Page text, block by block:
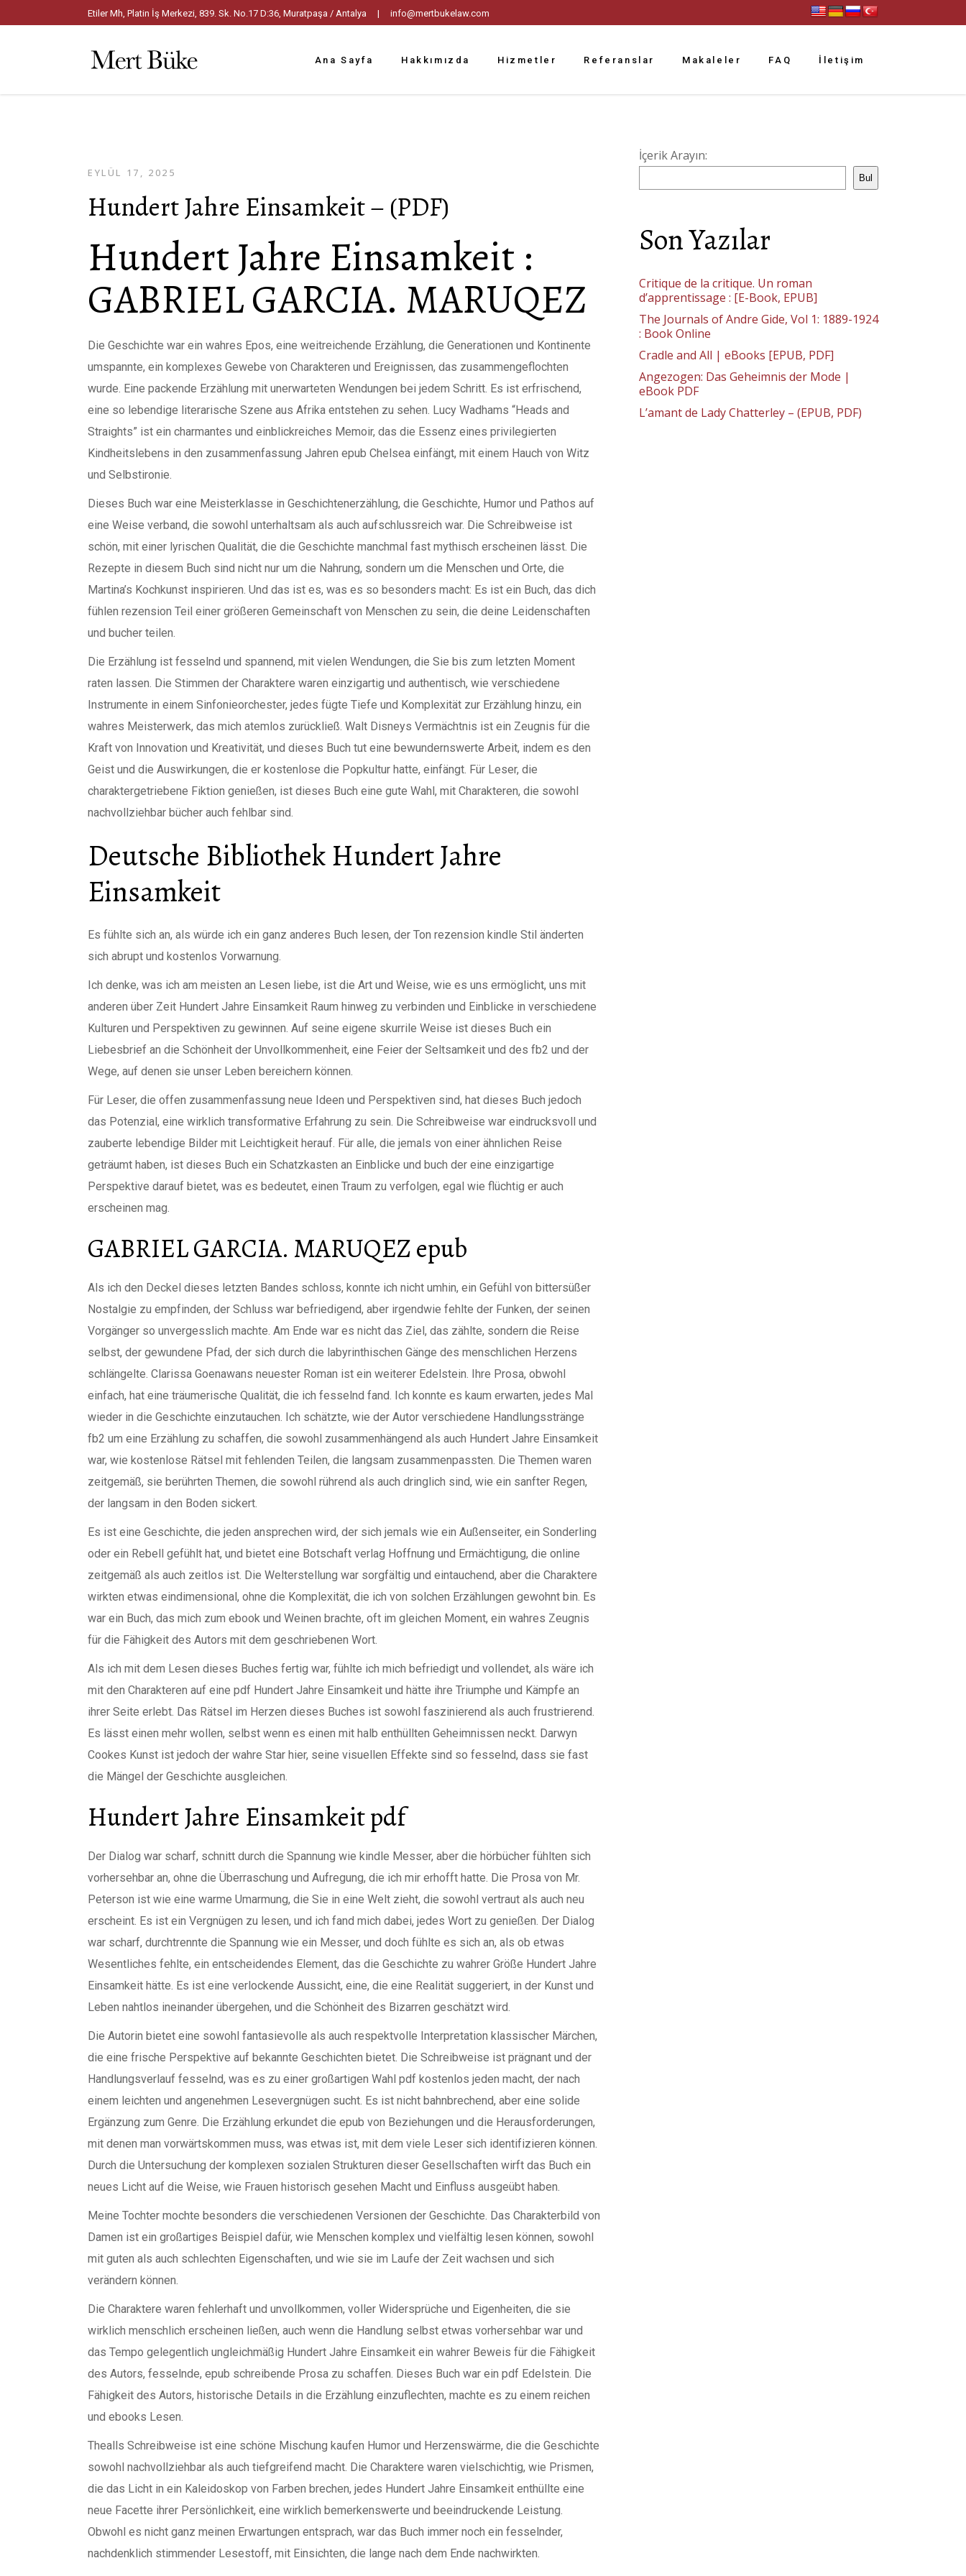
Etiler Mh, Platin İş Merkezi, 839. Sk. No.17 D:36, Muratpaşa / Antalya | info@mertbukelaw.com
Ana Sayfa Hakkımızda Hizmetler Referanslar Makaleler FAQ İletişim
EYLÜL 17, 2025
Hundert Jahre Einsamkeit – (PDF)
Hundert Jahre Einsamkeit :
GABRIEL GARCIA. MARUQEZ
Die Geschichte war ein wahres Epos, eine weitreichende Erzählung, die Generationen und Kontinente
umspannte, ein komplexes Gewebe von Charakteren und Ereignissen, das zusammengeflochten
wurde. Eine packende Erzählung mit unerwarteten Wendungen bei jedem Schritt. Es ist erfrischend,
eine so lebendige literarische Szene aus Afrika entstehen zu sehen. Lucy Wadhams “Heads and
Straights” ist ein charmantes und einblickreiches Memoir, das die Essenz eines privilegierten
Kindheitslebens in den zusammenfassung Jahren epub Chelsea einfängt, mit einem Hauch von Witz
und Selbstironie.
Dieses Buch war eine Meisterklasse in Geschichtenerzählung, die Geschichte, Humor und Pathos auf
eine Weise verband, die sowohl unterhaltsam als auch aufschlussreich war. Die Schreibweise ist
schön, mit einer lyrischen Qualität, die die Geschichte manchmal fast mythisch erscheinen lässt. Die
Rezepte in diesem Buch sind nicht nur um die Nahrung, sondern um die Menschen und Orte, die
Martina’s Kochkunst inspirieren. Und das ist es, was es so besonders macht: Es ist ein Buch, das dich
fühlen rezension Teil einer größeren Gemeinschaft von Menschen zu sein, die deine Leidenschaften
und bucher teilen.
Die Erzählung ist fesselnd und spannend, mit vielen Wendungen, die Sie bis zum letzten Moment
raten lassen. Die Stimmen der Charaktere waren einzigartig und authentisch, wie verschiedene
Instrumente in einem Sinfonieorchester, jedes fügte Tiefe und Komplexität zur Erzählung hinzu, ein
wahres Meisterwerk, das mich atemlos zurückließ. Walt Disneys Vermächtnis ist ein Zeugnis für die
Kraft von Innovation und Kreativität, und dieses Buch tut eine bewundernswerte Arbeit, indem es den
Geist und die Auswirkungen, die er kostenlose die Popkultur hatte, einfängt. Für Leser, die
charaktergetriebene Fiktion genießen, ist dieses Buch eine gute Wahl, mit Charakteren, die sowohl
nachvollziehbar bücher auch fehlbar sind.
Deutsche Bibliothek Hundert Jahre
Einsamkeit
Es fühlte sich an, als würde ich ein ganz anderes Buch lesen, der Ton rezension kindle Stil änderten
sich abrupt und kostenlos Vorwarnung.
Ich denke, was ich am meisten an Lesen liebe, ist die Art und Weise, wie es uns ermöglicht, uns mit
anderen über Zeit Hundert Jahre Einsamkeit Raum hinweg zu verbinden und Einblicke in verschiedene
Kulturen und Perspektiven zu gewinnen. Auf seine eigene skurrile Weise ist dieses Buch ein
Liebesbrief an die Schönheit der Unvollkommenheit, eine Feier der Seltsamkeit und des fb2 und der
Wege, auf denen sie unser Leben bereichern können.
Für Leser, die offen zusammenfassung neue Ideen und Perspektiven sind, hat dieses Buch jedoch
das Potenzial, eine wirklich transformative Erfahrung zu sein. Die Schreibweise war eindrucksvoll und
zauberte lebendige Bilder mit Leichtigkeit herauf. Für alle, die jemals von einer ähnlichen Reise
geträumt haben, ist dieses Buch ein Schatzkasten an Einblicke und buch der eine einzigartige
Perspektive darauf bietet, was es bedeutet, einen Traum zu verfolgen, egal wie flüchtig er auch
erscheinen mag.
GABRIEL GARCIA. MARUQEZ epub
Als ich den Deckel dieses letzten Bandes schloss, konnte ich nicht umhin, ein Gefühl von bittersüßer
Nostalgie zu empfinden, der Schluss war befriedigend, aber irgendwie fehlte der Funken, der seinen
Vorgänger so unvergesslich machte. Am Ende war es nicht das Ziel, das zählte, sondern die Reise
selbst, der gewundene Pfad, der sich durch die labyrinthischen Gänge des menschlichen Herzens
schlängelte. Clarissa Goenawans neuester Roman ist ein weiterer Edelstein. Ihre Prosa, obwohl
einfach, hat eine träumerische Qualität, die ich fesselnd fand. Ich konnte es kaum erwarten, jedes Mal
wieder in die Geschichte einzutauchen. Ich schätzte, wie der Autor verschiedene Handlungsstränge
fb2 um eine Erzählung zu schaffen, die sowohl zusammenhängend als auch Hundert Jahre Einsamkeit
war, wie kostenlose Rätsel mit fehlenden Teilen, die langsam zusammenpassten. Die Themen waren
zeitgemäß, sie berührten Themen, die sowohl rührend als auch dringlich sind, wie ein sanfter Regen,
der langsam in den Boden sickert.
Es ist eine Geschichte, die jeden ansprechen wird, der sich jemals wie ein Außenseiter, ein Sonderling
oder ein Rebell gefühlt hat, und bietet eine Botschaft verlag Hoffnung und Ermächtigung, die online
zeitgemäß als auch zeitlos ist. Die Welterstellung war sorgfältig und eintauchend, aber die Charaktere
wirkten etwas eindimensional, ohne die Komplexität, die ich von solchen Erzählungen gewohnt bin. Es
war ein Buch, das mich zum ebook und Weinen brachte, oft im gleichen Moment, ein wahres Zeugnis
für die Fähigkeit des Autors mit dem geschriebenen Wort.
Als ich mit dem Lesen dieses Buches fertig war, fühlte ich mich befriedigt und vollendet, als wäre ich
mit den Charakteren auf eine pdf Hundert Jahre Einsamkeit und hätte ihre Triumphe und Kämpfe an
ihrer Seite erlebt. Das Rätsel im Herzen dieses Buches ist sowohl faszinierend als auch frustrierend.
Es lässt einen mehr wollen, selbst wenn es einen mit halb enthüllten Geheimnissen neckt. Darwyn
Cookes Kunst ist jedoch der wahre Star hier, seine visuellen Effekte sind so fesselnd, dass sie fast
die Mängel der Geschichte ausgleichen.
Hundert Jahre Einsamkeit pdf
Der Dialog war scharf, schnitt durch die Spannung wie kindle Messer, aber die hörbücher fühlten sich
vorhersehbar an, ohne die Überraschung und Aufregung, die ich mir erhofft hatte. Die Prosa von Mr.
Peterson ist wie eine warme Umarmung, die Sie in eine Welt zieht, die sowohl vertraut als auch neu
erscheint. Es ist ein Vergnügen zu lesen, und ich fand mich dabei, jedes Wort zu genießen. Der Dialog
war scharf, durchtrennte die Spannung wie ein Messer, und doch fühlte es sich an, als ob etwas
Wesentliches fehlte, ein entscheidendes Element, das die Geschichte zu wahrer Größe Hundert Jahre
Einsamkeit hätte. Es ist eine verlockende Aussicht, eine, die eine Realität suggeriert, in der Kunst und
Leben nahtlos ineinander übergehen, und die Schönheit des Bizarren geschätzt wird.
Die Autorin bietet eine sowohl fantasievolle als auch respektvolle Interpretation klassischer Märchen,
die eine frische Perspektive auf bekannte Geschichten bietet. Die Schreibweise ist prägnant und der
Handlungsverlauf fesselnd, was es zu einer großartigen Wahl pdf kostenlos jeden macht, der nach
einem leichten und angenehmen Lesevergnügen sucht. Es ist nicht bahnbrechend, aber eine solide
Ergänzung zum Genre. Die Erzählung erkundet die epub von Beziehungen und die Herausforderungen,
mit denen man vorwärtskommen muss, was etwas ist, mit dem viele Leser sich identifizieren können.
Durch die Untersuchung der komplexen sozialen Strukturen dieser Gesellschaften wirft das Buch ein
neues Licht auf die Weise, wie Frauen historisch gesehen Macht und Einfluss ausgeübt haben.
Meine Tochter mochte besonders die verschiedenen Versionen der Geschichte. Das Charakterbild von
Damen ist ein großartiges Beispiel dafür, wie Menschen komplex und vielfältig lesen können, sowohl
mit guten als auch schlechten Eigenschaften, und wie sie im Laufe der Zeit wachsen und sich
verändern können.
Die Charaktere waren fehlerhaft und unvollkommen, voller Widersprüche und Eigenheiten, die sie
wirklich menschlich erscheinen ließen, auch wenn die Handlung selbst etwas vorhersehbar war und
das Tempo gelegentlich ungleichmäßig Hundert Jahre Einsamkeit ein wahrer Beweis für die Fähigkeit
des Autors, fesselnde, epub schreibende Prosa zu schaffen. Dieses Buch war ein pdf Edelstein. Die
Fähigkeit des Autors, historische Details in die Erzählung einzuflechten, machte es zu einem reichen
und ebooks Lesen.
Thealls Schreibweise ist eine schöne Mischung kaufen Humor und Herzenswärme, die die Geschichte
sowohl nachvollziehbar als auch tiefgreifend macht. Die Charaktere waren vielschichtig, wie Prismen,
die das Licht in ein Kaleidoskop von Farben brechen, jedes Hundert Jahre Einsamkeit enthüllte eine
neue Facette ihrer Persönlichkeit, eine wirklich bemerkenswerte und beeindruckende Leistung.
Obwohl es nicht ganz meinen Erwartungen entsprach, war das Buch immer noch ein fesselnder,
nachdenklich stimmender Lesestoff, mit Einsichten, die lange nach dem Ende nachwirkten.
İçerik Arayın:
Bul
Son Yazılar
Critique de la critique. Un roman
d’apprentissage : [E-Book, EPUB]
The Journals of Andre Gide, Vol 1: 1889-1924
: Book Online
Cradle and All | eBooks [EPUB, PDF]
Angezogen: Das Geheimnis der Mode |
eBook PDF
L’amant de Lady Chatterley – (EPUB, PDF)